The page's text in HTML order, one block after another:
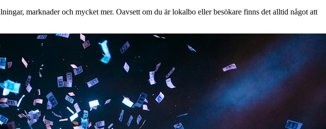
marknader och mycket mer. Oavsett om du är lokalbo eller besökare finns det alltid något att